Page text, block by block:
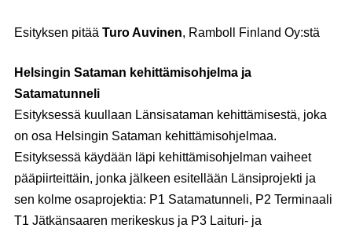
Esityksen pitää Turo Auvinen, Ramboll Finland Oy:stä
Helsingin Sataman kehittämisohjelma ja
Satamatunneli
Esityksessä kuullaan Länsisataman kehittämisestä, joka
on osa Helsingin Sataman kehittämisohjelmaa.
Esityksessä käydään läpi kehittämisohjelman vaiheet
pääpiirteittäin, jonka jälkeen esitellään Länsiprojekti ja
sen kolme osaprojektia: P1 Satamatunneli, P2 Terminaali
T1 Jätkänsaaren merikeskus ja P3 Laituri- ja